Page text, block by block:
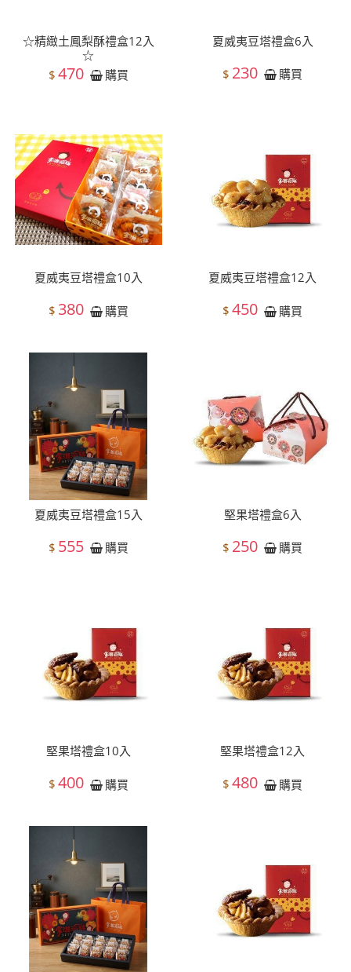
☆精緻土鳳梨酥禮盒12入
☆
$ 470 購買
夏威夷豆塔禮盒6入
$ 230 購買
夏威夷豆塔禮盒10入
$ 380 購買
夏威夷豆塔禮盒12入
$ 450 購買
夏威夷豆塔禮盒15入
$ 555 購買
堅果塔禮盒6入
$ 250 購買
堅果塔禮盒10入
$ 400 購買
堅果塔禮盒12入
$ 480 購買